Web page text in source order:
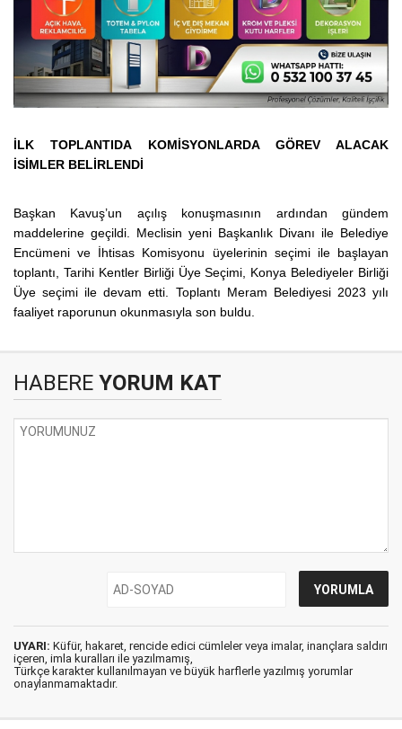
İLK TOPLANTIDA KOMİSYONLARDA GÖREV ALACAK
İSİMLER BELİRLENDİ
Başkan Kavuş’un açılış konuşmasının ardından gündem
maddelerine geçildi. Meclisin yeni Başkanlık Divanı ile Belediye
Encümeni ve İhtisas Komisyonu üyelerinin seçimi ile başlayan
toplantı, Tarihi Kentler Birliği Üye Seçimi, Konya Belediyeler Birliği
Üye seçimi ile devam etti. Toplantı Meram Belediyesi 2023 yılı
faaliyet raporunun okunmasıyla son buldu.
HABERE YORUM KAT
UYARI: Küfür, hakaret, rencide edici cümleler veya imalar, inançlara saldırı
içeren, imla kuralları ile yazılmamış,
Türkçe karakter kullanılmayan ve büyük harflerle yazılmış yorumlar
onaylanmamaktadır.